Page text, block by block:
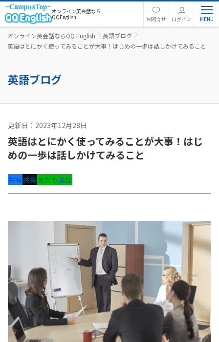
オンライン英会話なら
QQEnglish
お問合せ ログイン
オンライン英会話ならQQ English
英語ブログ
英語はとにかく使ってみることが大事！はじめの一歩は話しかけてみること
英語ブログ
更新日：2023年12月28日
英語はとにかく使ってみることが大事！はじ
めの一歩は話しかけてみること
共有共有友だち追加